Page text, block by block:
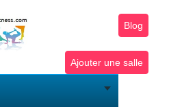
Blog
Ajouter une salle